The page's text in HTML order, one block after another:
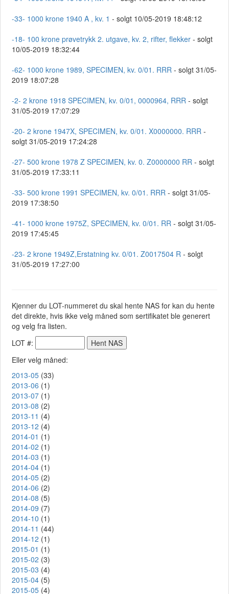
-33- 1000 krone 1940 A , kv. 1 - solgt 10/05-2019 18:48:12
-18- 100 krone prøvetrykk 2. utgave, kv. 2, rifter, flekker - solgt
10/05-2019 18:32:44
-62- 1000 krone 1989, SPECIMEN, kv. 0/01. RRR - solgt 31/05-
2019 18:07:28
-2- 2 krone 1918 SPECIMEN, kv. 0/01, 0000964, RRR - solgt
31/05-2019 17:07:29
-20- 2 krone 1947X, SPECIMEN, kv. 0/01. X0000000. RRR -
solgt 31/05-2019 17:24:28
-27- 500 krone 1978 Z SPECIMEN, kv. 0. Z0000000 RR - solgt
31/05-2019 17:33:11
-33- 500 krone 1991 SPECIMEN, kv. 0/01. RRR - solgt 31/05-
2019 17:38:50
-41- 1000 krone 1975Z, SPECIMEN, kv. 0/01. RR - solgt 31/05-
2019 17:45:45
-23- 2 krone 1949Z,Erstatning kv. 0/01. Z0017504 R - solgt
31/05-2019 17:27:00
Kjenner du LOT-nummeret du skal hente NAS for kan du hente
det direkte, hvis ikke velg måned som sertifikatet ble generert
og velg fra listen.
LOT #:
Eller velg måned:
2013-05 (33)
2013-06 (1)
2013-07 (1)
2013-08 (2)
2013-11 (4)
2013-12 (4)
2014-01 (1)
2014-02 (1)
2014-03 (1)
2014-04 (1)
2014-05 (2)
2014-06 (2)
2014-08 (5)
2014-09 (7)
2014-10 (1)
2014-11 (44)
2014-12 (1)
2015-01 (1)
2015-02 (3)
2015-03 (4)
2015-04 (5)
2015-05 (4)